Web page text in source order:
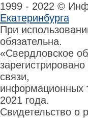
1999 - 2022 ©
Екатеринбурга
При
обязательна.
«Свердловское
связи,
информационных
2021 года.
Свидетельство о